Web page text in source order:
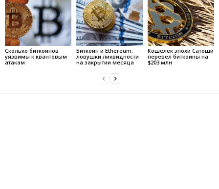
Сколько биткоинов
уязвимы к квантовым
атакам
Биткоин и Ethereum:
ловушки ликвидности
на закрытии месяца
Кошелек эпохи Сатоши
перевел биткоины на
$203 млн